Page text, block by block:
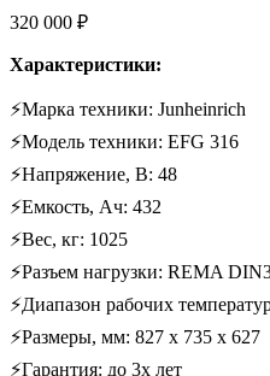
320 000 ₽
Характеристики:
⚡Марка техники: Junheinrich
⚡Модель техники: EFG 316
⚡Напряжение, В: 48
⚡Емкость, Ач: 432
⚡Вес, кг: 1025
⚡Разъем нагрузки: REMA
⚡Диапазон рабочих
⚡Размеры, мм: 827 х 735 х 627
⚡Гарантия: до 3х лет